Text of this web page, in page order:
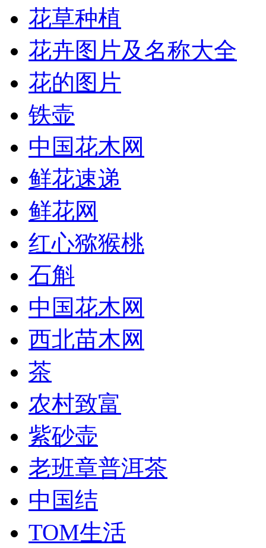
花草种植
花卉图片及名称大全
花的图片
铁壶
中国花木网
鲜花速递
鲜花网
红心猕猴桃
石斛
中国花木网
西北苗木网
茶
农村致富
紫砂壶
老班章普洱茶
中国结
TOM生活